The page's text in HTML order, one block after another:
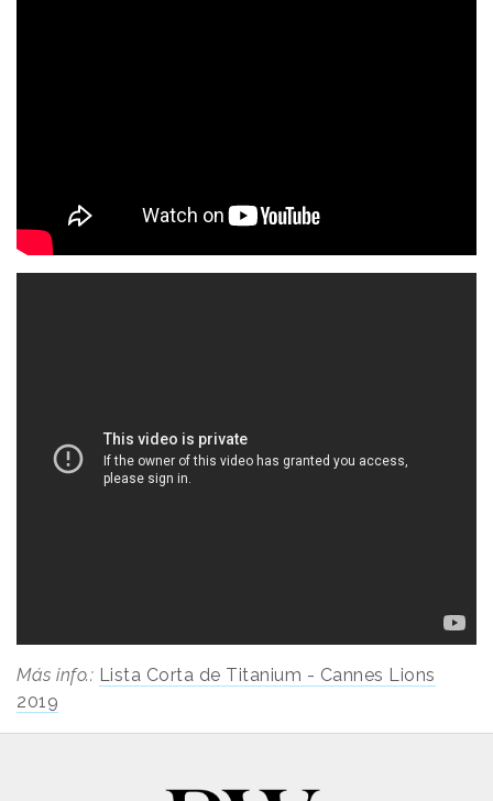
Más info.: Lista Corta de Titanium - Cannes Lions
2019